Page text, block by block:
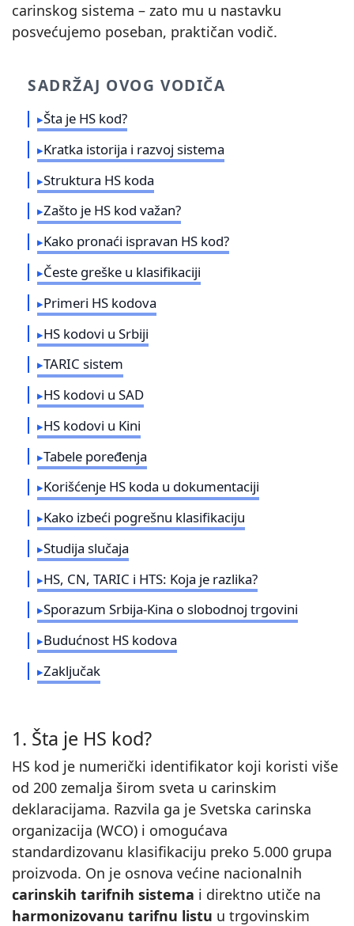
carinskog sistema – zato mu u nastavku
posvećujemo poseban, praktičan vodič.
SADRŽAJ OVOG VODIČA
Šta je HS kod?
Kratka istorija i razvoj sistema
Struktura HS koda
Zašto je HS kod važan?
Kako pronaći ispravan HS kod?
Česte greške u klasifikaciji
Primeri HS kodova
HS kodovi u Srbiji
TARIC sistem
HS kodovi u SAD
HS kodovi u Kini
Tabele poređenja
Korišćenje HS koda u dokumentaciji
Kako izbeći pogrešnu klasifikaciju
Studija slučaja
HS, CN, TARIC i HTS: Koja je razlika?
Sporazum Srbija-Kina o slobodnoj trgovini
Budućnost HS kodova
Zaključak
1. Šta je HS kod?
HS kod je numerički identifikator koji koristi više
od 200 zemalja širom sveta u carinskim
deklaracijama. Razvila ga je Svetska carinska
organizacija (WCO) i omogućava
standardizovanu klasifikaciju preko 5.000 grupa
proizvoda. On je osnova većine nacionalnih
carinskih tarifnih sistema i direktno utiče na
harmonizovanu tarifnu listu u trgovinskim